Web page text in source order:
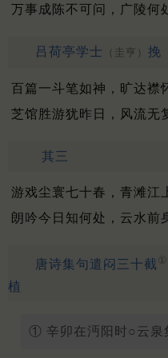
万事成陈不可问，广陵何
吕荷亭学士 （圭亨） 挽
百篇一斗笔如神，旷达襟
芝馆胜游犹昨日，风流无
其三
游戏尘寰七十春，青滩江
朗吟今日知何处，云水前
唐诗集句遣闷三十截 ①
植
① 辛卯在沔阳时○云泉